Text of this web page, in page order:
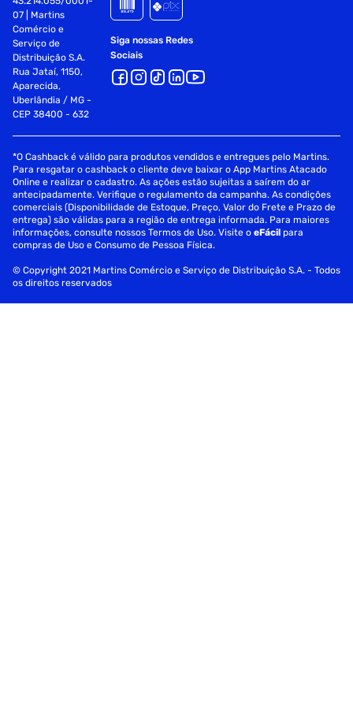
Certificações:
CE/FCC/UL/RoHS/WEEE
Parâmetros de Imagem:
Taxa de quadros
Máxima: 30 fps; autoadaptável durante transmissão em
rede
Parâmetros de Rede:
07 | Martins
Comércio e
Serviço de
Distribuição S.A.
Rua Jataí, 1150,
Aparecida,
Uberlândia / MG -
CEP 38400 - 632
Siga nossas Redes
Sociais
*O Cashback é válido para produtos vendidos e entregues pelo Martins.
Para resgatar o cashback o cliente deve baixar o App Martins Atacado
Online e realizar o cadastro. As ações estão sujeitas a saírem do ar
antecipadamente. Verifique o regulamento da campanha. As condições
comerciais (Disponibilidade de Estoque, Preço, Valor do Frete e Prazo de
entrega) são válidas para a região de entrega informada. Para maiores
informações, consulte nossos Termos de Uso. Visite oeFácil para
compras de Uso e Consumo de Pessoa Física.
© Copyright 2021 Martins Comércio e Serviço de Distribuição S.A. - Todos
os direitos reservados